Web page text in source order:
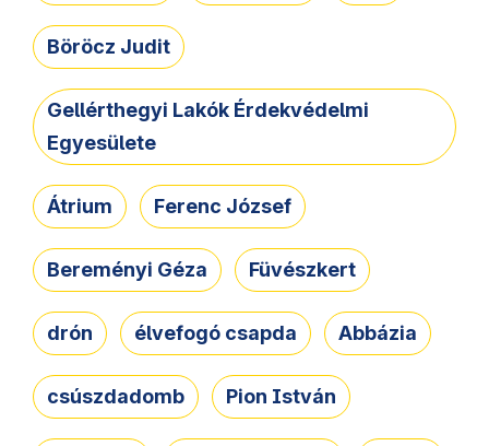
Böröcz Judit
Gellérthegyi Lakók Érdekvédelmi
Egyesülete
Átrium Ferenc József
Bereményi Géza Füvészkert
drón élvefogó csapda Abbázia
csúszdadomb Pion István